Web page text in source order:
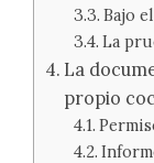
Bajo
La
La
propio